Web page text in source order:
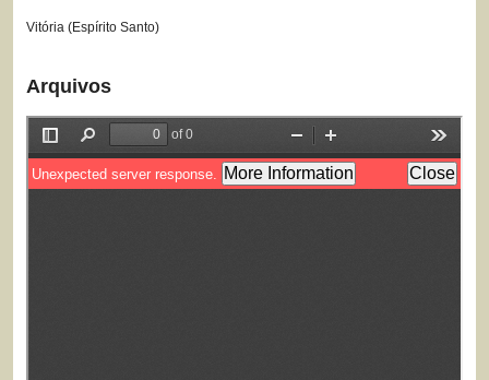
Vitória (Espírito Santo)
Arquivos